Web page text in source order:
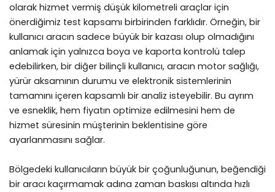
olarak hizmet vermiş düşük kilometreli araçlar için
önerdiğimiz test kapsamı birbirinden farklıdır. Örneğin, bir
kullanıcı aracın sadece büyük bir kazası olup olmadığını
anlamak için yalnızca boya ve kaporta kontrolü talep
edebilirken, bir diğer bilinçli kullanıcı, aracın motor sağlığı,
yürür aksamının durumu ve elektronik sistemlerinin
tamamını içeren kapsamlı bir analiz isteyebilir. Bu ayrım
ve esneklik, hem fiyatın optimize edilmesini hem de
hizmet süresinin müşterinin beklentisine göre
ayarlanmasını sağlar.
Bölgedeki kullanıcıların büyük bir çoğunluğunun, beğendiği
bir aracı kaçırmamak adına zaman baskısı altında hızlı